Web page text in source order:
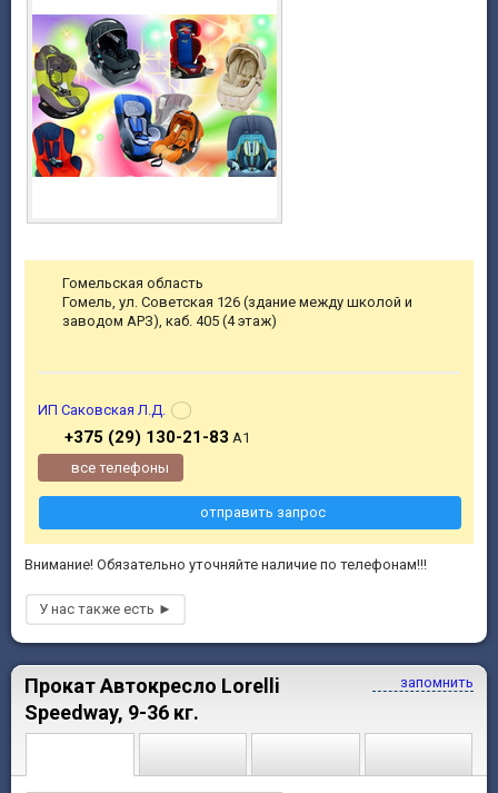
Внимание! Обязательно уточняйте наличие по телефонам!!!
Гомельская область
Гомель, ул. Советская 126 (здание между школой и
заводом АРЗ), каб. 405 (4 этаж)
ИП Саковская Л.Д.
+375 (29) 130-21-83 А1
все телефоны
отправить запрос
запомнить
Прокат Автокресло Lorelli
Speedway, 9-36 кг.